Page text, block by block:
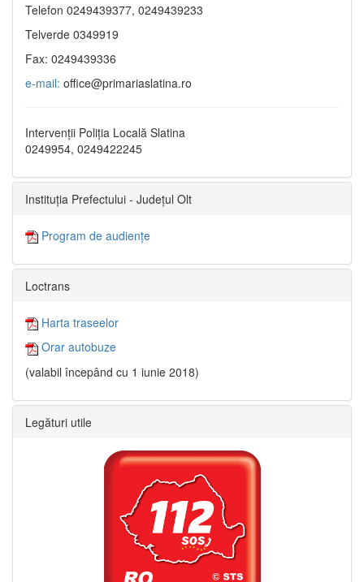
Telefon 0249439377, 0249439233
Telverde 0349919
Fax: 0249439336
e-mail: office@primariaslatina.ro
Intervenții Poliția Locală Slatina
0249954, 0249422245
Instituția Prefectului - Județul Olt
Program de audiențe
Loctrans
Harta traseelor
Orar autobuze
(valabil începând cu 1 iunie 2018)
Legături utile